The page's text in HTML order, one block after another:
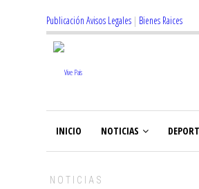
Publicación Avisos Legales | Bienes Raices
INICIO NOTICIAS
NOTICIAS